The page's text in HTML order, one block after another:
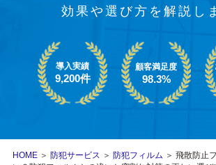
効果や選び方を解説し
導入実績
9,200件
顧客満足度
98.3%
HOME ＞ 防犯サービス ＞ 防犯フィルム ＞ 飛散防止